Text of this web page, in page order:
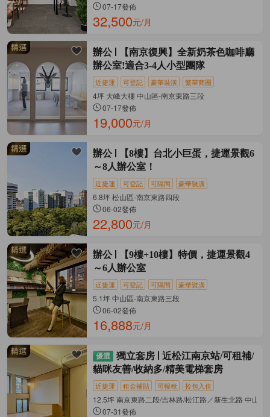
07-17發佈
32,500元/月
辦公
【南京復興】全新奶茶色咖啡廳
辦公室!適合3-4人小型團隊
近捷運 可登記 豪華裝潢 繁華商圈
4坪 大峰大樓 中山區-南京東路三段
07-17發佈
19,000元/月
辦公
【8樓】台北小巨蛋，捷運景觀6
～8人辦公室！
近捷運 可登記 可隔間 豪華裝潢
6.8坪 松山區-南京東路四段
06-02發佈
22,800元/月
辦公
【9樓+10樓】特價，捷運景觀4
～6人辦公室
近捷運 可登記 可隔間 豪華裝潢
5.1坪 中山區-南京東路三段
06-02發佈
16,888元/月
獨立套房
近松江南京站/可租補/
貓咪友善/收納多/精美電梯套房
近捷運 租金補貼 可報稅 拎包入住
12.5坪 南京東路二段/吉林路/松江路／新生北路 中山區
07-31發佈